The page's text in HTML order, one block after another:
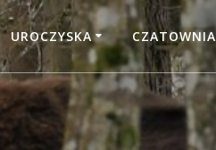
UROCZYSKA CZATOWNIA